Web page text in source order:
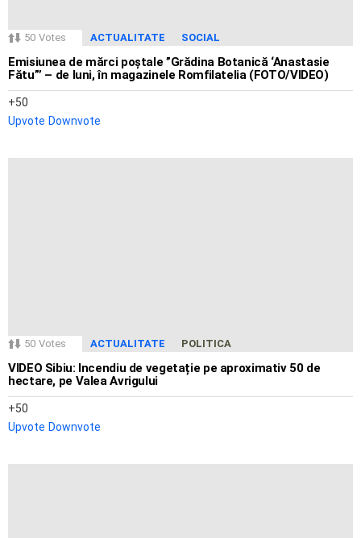
50 Votes ACTUALITATE SOCIAL
Emisiunea de mărci poștale ”Grădina Botanică ‘Anastasie
Fătu”’ – de luni, în magazinele Romfilatelia (FOTO/VIDEO)
50
Upvote Downvote
50 Votes ACTUALITATE POLITICA
VIDEO Sibiu: Incendiu de vegetație pe aproximativ 50 de
hectare, pe Valea Avrigului
50
Upvote Downvote